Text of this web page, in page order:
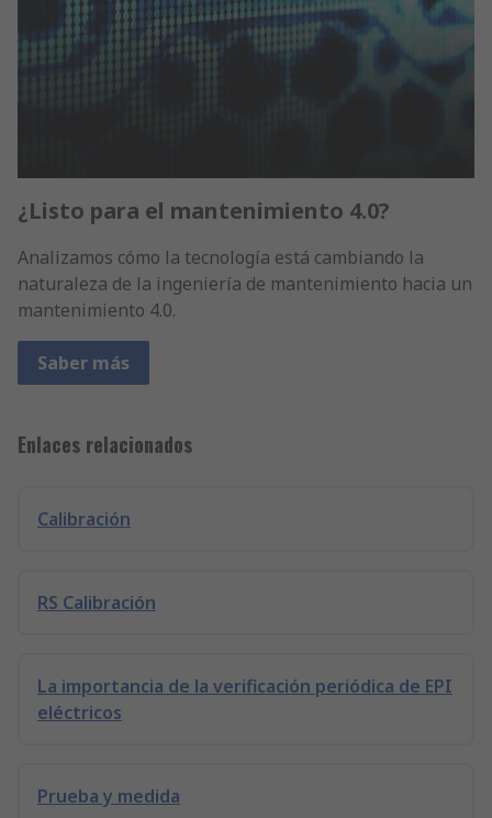
¿Listo para el mantenimiento 4.0?
Analizamos cómo la tecnología está cambiando la
naturaleza de la ingeniería de mantenimiento hacia un
mantenimiento 4.0.
Saber más
Enlaces relacionados
Calibración
RS Calibración
La importancia de la verificación periódica de EPI
eléctricos
Prueba y medida